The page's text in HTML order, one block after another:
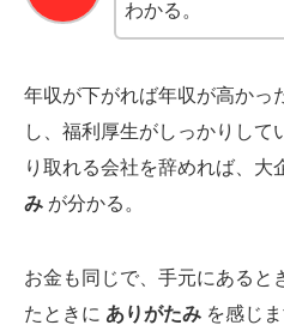
わかる。
年収が下がれば年収が高かっ
し、福利厚生がしっかりして
り取れる会社を辞めれば、大
み が分かる。
お金も同じで、手元にあると
たときに ありがたみ を感じま